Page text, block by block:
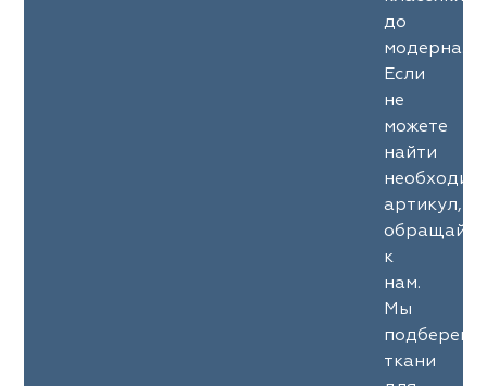
до
модерна.
Если
не
можете
найти
артикул,
к
нам.
Мы
подберем
ткани